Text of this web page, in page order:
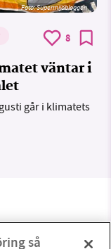
Foto: Supermijöbloggen
8
väntar i
går i klimatets
så